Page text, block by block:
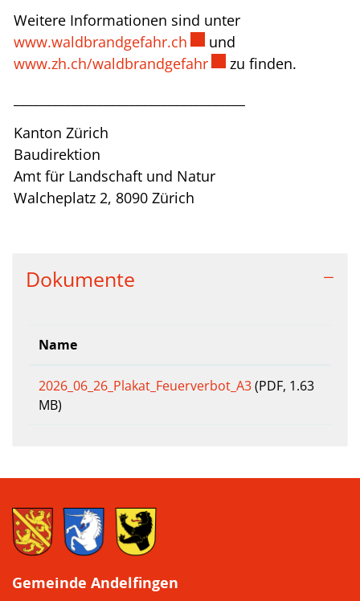
Weitere Informationen sind unter
www.waldbrandgefahr.ch Externer Link wird in
und
www.zh.ch/waldbrandgefahrExterner Link wird in
zu finden.
Kanton Zürich
Baudirektion
Amt für Landschaft und Natur
Walcheplatz 2, 8090 Zürich
Dokumente
Name
2026_06_26_Plakat_Feuerverbot_A3(PDF, 1.63
MB)
Gemeinde Andelfingen